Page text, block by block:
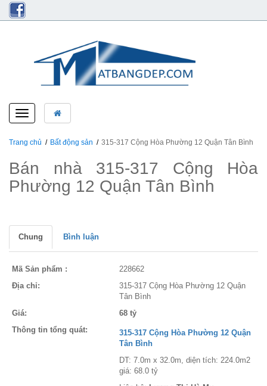
Toggle
navigation
Trang chủ Bất động sản 315-317 Cộng Hòa Phường 12 Quận Tân Bình
Bán nhà 315-317 Cộng Hòa
Phường 12 Quận Tân Bình
Chung Bình luận
Mã Sản phẩm :
228662
Địa chỉ:
315-317 Cộng Hòa Phường 12 Quận
Tân Bình
Giá:
68 tỷ
Thông tin tổng quát:
315-317 Cộng Hòa Phường 12 Quận
Tân Bình
DT: 7.0m x 32.0m, diện tích: 224.0m2
giá: 68.0 tỷ